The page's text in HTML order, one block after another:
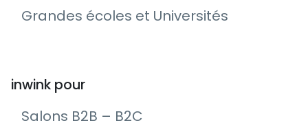
Grandes écoles et Universités
inwink pour
Salons B2B – B2C